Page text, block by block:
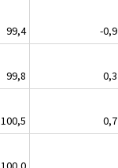
99,4 -0,9
99,8 0,3
100,5 0,7